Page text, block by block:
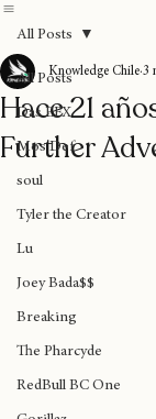
Home BlogDonaciones
All Posts
Das EFX
Mos Def
soul
Tyler the Creator
Lu
Joey Bada$$
Breaking
The Pharcyde
All Posts
Hace 21
Further
Knowledge Chile 3